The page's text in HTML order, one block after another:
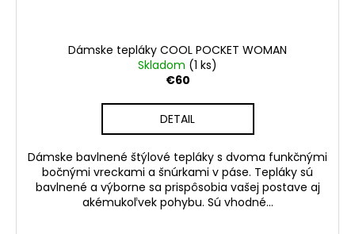
Dámske tepláky COOL POCKET WOMAN
Skladom (1 ks)
€60
DETAIL
Dámske bavlnené štýlové tepláky s dvoma funkčnými
bočnými vreckami a šnúrkami v páse. Tepláky sú
bavlnené a výborne sa prispôsobia vašej postave aj
akémukoľvek pohybu. Sú vhodné...